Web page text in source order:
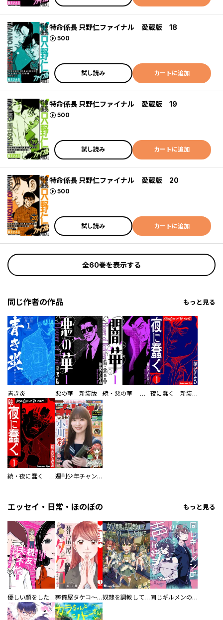
特命係長 只野仁ファイナル 愛蔵版 18
500
ポイント
試し読み カートに追加
特命係長 只野仁ファイナル 愛蔵版 19
500
ポイント
試し読み カートに追加
特命係長 只野仁ファイナル 愛蔵版 20
500
ポイント
試し読み カートに追加
全60巻を表示する
同じ作者の作品 もっと見る
青き炎 悪の華 新装版 続・悪の華 闇華 新装版 夜に蠢く 新装版
続・夜に蠢く 新装版 週刊少年チャンピオン
エッセイ・日常・ほのぼの もっと見る
優しい顔をした親友は、夫と不倫して私の家に入り込んできた。 葬儀屋タケコ～あなたの最期、叶えます【電子単行本版】 奴隷を調教してハーレム作る 同じギルメンの声が好き